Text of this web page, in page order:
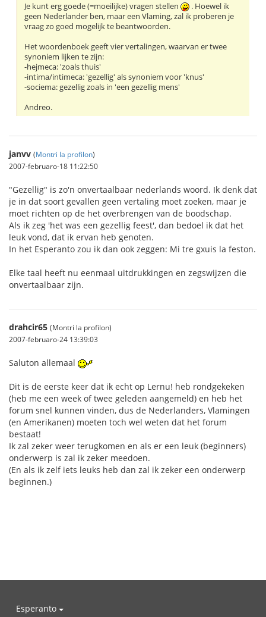
Je kunt erg goede (=moeilijke) vragen stellen
. Hoewel ik
geen Nederlander ben, maar een Vlaming, zal ik proberen je
vraag zo goed mogelijk te beantwoorden.
Het woordenboek geeft vier vertalingen, waarvan er twee
synoniem lijken te zijn:
-hejmeca: 'zoals thuis'
-intima/intimeca: 'gezellig' als synoniem voor 'knus'
-sociema: gezellig zoals in 'een gezellig mens'
Andreo.
janvv (Montri la profilon)
2007-februaro-18 11:22:50
"Gezellig" is zo'n onvertaalbaar nederlands woord. Ik denk dat
je in dat soort gevallen geen vertaling moet zoeken, maar je
moet richten op de het overbrengen van de boodschap.
Als ik zeg 'het was een gezellig feest', dan bedoel ik dat het
leuk vond, dat ik ervan heb genoten.
In het Esperanto zou ik dan ook zeggen: Mi tre gxuis la feston.
Elke taal heeft nu eenmaal uitdrukkingen en zegswijzen die
onvertaalbaar zijn.
drahcir65 (Montri la profilon)
2007-februaro-24 13:39:03
Saluton allemaal
Dit is de eerste keer dat ik echt op Lernu! heb rondgekeken
(heb me een week of twee geleden aangemeld) en heb het
forum snel kunnen vinden, dus de Nederlanders, Vlamingen
(en Amerikanen) moeten toch wel weten dat het forum
bestaat!
Ik zal zeker weer terugkomen en als er een leuk (beginners)
onderwerp is zal ik zeker meedoen.
(En als ik zelf iets leuks heb dan zal ik zeker een onderwerp
beginnen.)
Esperanto